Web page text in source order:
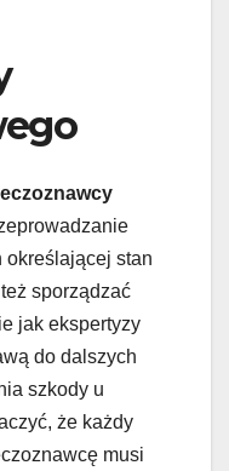
określającej stan
sporządzać
jak ekspertyzy
do dalszych
szkody u
że każdy
musi